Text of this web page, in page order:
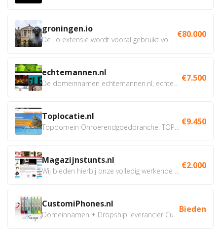
groningen.io €80.000
echtemannen.nl €7.500
Toplocatie.nl €9.450
Magazijnstunts.nl €2.000
CustomiPhones.nl Bieden